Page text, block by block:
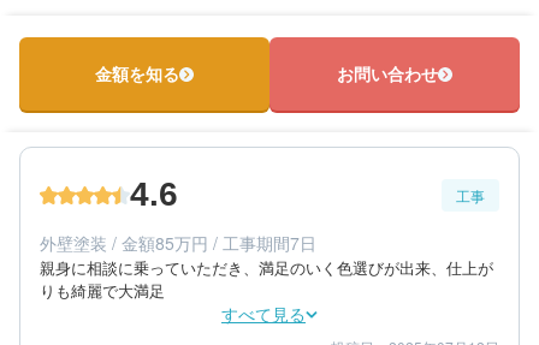
50代/女性/一戸建て
築年数：14年
金額を知る お問い合わせ
4.6 工事
外壁塗装 / 金額85万円 / 工事期間7日
親身に相談に乗っていただき、満足のいく色選びが出来、仕上が
りも綺麗で大満足
すべて見る